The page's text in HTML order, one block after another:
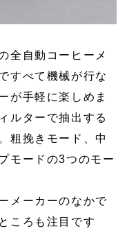
全自動コーヒーメ
すべて機械が行な
が手軽に楽しめま
ルターで抽出する
粗挽きモード、中
モードの3つのモー
メーカーのなかで
ころも注目です